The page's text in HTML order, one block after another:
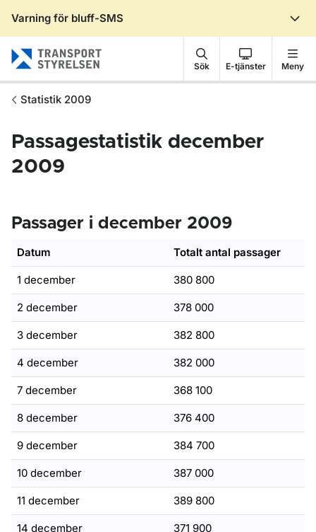
Varning för bluff-SMS
Sök E-tjänster Meny
Statistik 2009
Passagestatistik december
2009
Passager i december 2009
Datum Totalt antal passager
1 december 380 800
2 december 378 000
3 december 382 800
4 december 382 000
7 december 368 100
8 december 376 400
9 december 384 700
10 december 387 000
11 december 389 800
14 december 371 900